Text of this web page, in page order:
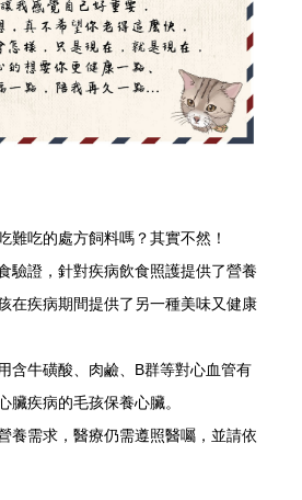
難吃的處方飼料嗎？其實不然！
驗證，針對疾病飲食照護提供了營養
在疾病期間提供了另一種美味又健康
含牛磺酸、肉鹼、B群等對心血管有
臟疾病的毛孩保養心臟。
養需求，醫療仍需遵照醫囑，並請依